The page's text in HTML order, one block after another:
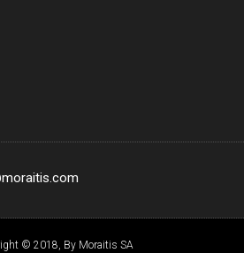
© 2018, By Moraitis SA